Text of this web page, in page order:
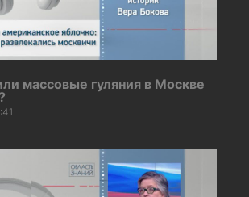
массовые гуляния в Москве